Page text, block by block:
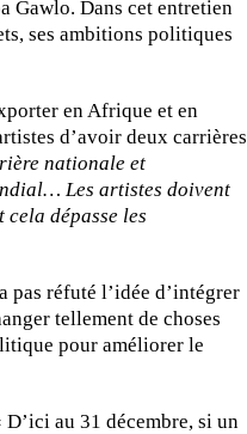
Gawlo. Dans cet entretien
ses ambitions politiques
en Afrique et en
d’avoir deux carrières
nationale et
Les artistes doivent
cela dépasse les
pas réfuté l’idée d’intégrer
tellement de choses
pour améliorer le
au 31 décembre, si un